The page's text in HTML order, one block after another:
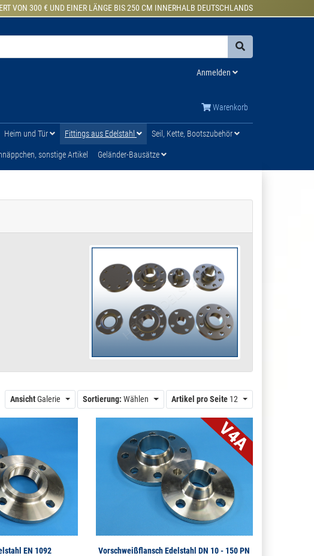
VON 300 € UND EINER LÄNGE BIS 250 CM INNERHALB DEUTSCHLANDS
Anmelden
Warenkorb
Heim und Tür Fittings aus Edelstahl Seil, Kette, Bootszubehör
sonstige Artikel Geländer-Bausätze
AnsichtGalerie Sortierung: Wählen Artikel pro Seite 12
EN 1092
Vorschweißflansch Edelstahl DN 10 - 150 PN